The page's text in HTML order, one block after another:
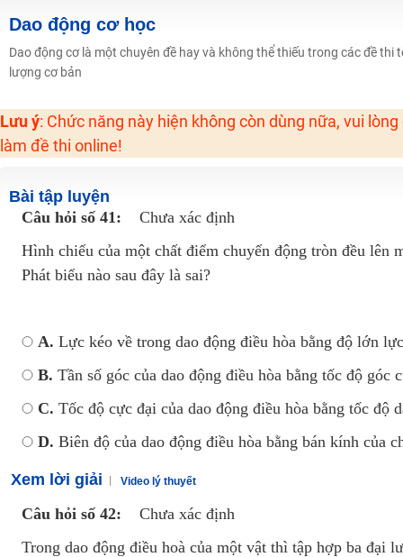
Học online lớp 2 với thầy cô giáo giỏi, nổi tiếng
2K6! Lộ Trình Sun 2024 - Ba bước luyện thi TN THPT - ĐH ít nhất 25 điểm
Hot! Lễ hội đồng giá 449K - 499K toàn bộ khoá học tại Tuyensinh247
Đồng giá khóa học 499K - 399K (13/11-15/11)
Khai giảng các khóa lớp 9 Toán - Lý - Hóa - Văn - Anh năm 2018
Luyện thi vào lớp 10 môn Toán, Văn, Hóa, Anh, Lý với giáo viên giỏi và nổi
Dao động cơ học
Dao động cơ là một chuyên đề hay và không thể thiếu trong các đề
lượng cơ bản
Lưu ý: Chức năng này hiện không còn dùng nữa, vui
làm đề thi online!
Bài tập luyện
Câu hỏi số 41:
Chưa xác định
Hình chiếu của một chất điểm chuyển động tròn đều lên
Phát biểu nào sau đây là sai?
A. Lực kéo về trong dao động điều hòa bằng độ lớn
B. Tần số góc của dao động điều hòa bằng tốc độ
C. Tốc độ cực đại của dao động điều hòa bằng tốc
D. Biên độ của dao động điều hòa bằng bán kính của
Xem lời giải Video lý thuyết
Câu hỏi số 42:
Chưa xác định
Trong dao động điều hoà của một vật thì tập hợp ba đại